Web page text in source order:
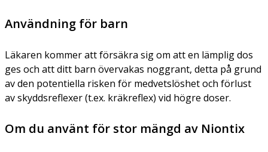
Användning för barn
Läkaren kommer att försäkra sig om att en lämplig dos
ges och att ditt barn övervakas noggrant, detta på grund
av den potentiella risken för medvetslöshet och förlust
av skyddsreflexer (t.ex. kräkreflex) vid högre doser.
Om du använt för stor mängd av Niontix